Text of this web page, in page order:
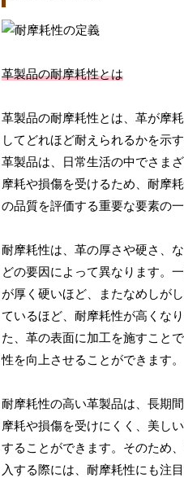
革製品の耐摩耗性とは
革製品の耐摩耗性とは、革が摩
してどれほど耐えられるかを示す
革製品は、日常生活の中でさま
摩耗や損傷を受けるため、耐摩
の品質を評価する重要な要素の一
耐摩耗性は、革の厚さや硬さ、
どの要因によって異なります。
が厚く硬いほど、またなめしが
ているほど、耐摩耗性が高くな
た、革の表面に加工を施すこと
性を向上させることができます。
耐摩耗性の高い革製品は、長期
摩耗や損傷を受けにくく、美し
することができます。そのため
入する際には、耐摩耗性にも注